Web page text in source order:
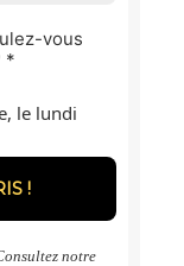
vous
*
le lundi
notre